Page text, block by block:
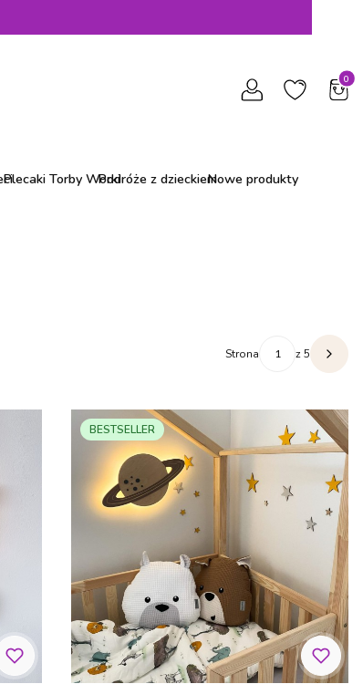
Plecaki Torby WorkiPodróże z dzieckiemNowe produkty
Strona z 5
BESTSELLER